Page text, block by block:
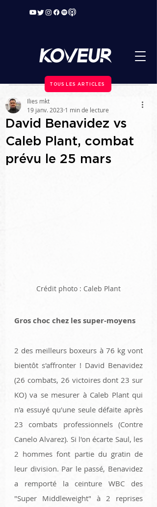
TOUS LES ARTICLES
David Benavidez vs
Caleb Plant, combat
prévu le 25 mars
Ilies mkt
19 janv. 2023 1 min de lecture
Crédit photo : Caleb Plant
Gros choc chez les super-moyens
2 des meilleurs boxeurs à 76 kg vont
bientôt s'affronter ! David Benavidez
(26 combats, 26 victoires dont 23 sur
KO) va se mesurer à Caleb Plant qui
n'a essuyé qu'une seule défaite après
23 combats professionnels (Contre
Canelo Alvarez). Si l'on écarte Saul, les
2 hommes font partie du gratin de
leur division. Par le passé, Benavidez
a remporté la ceinture WBC des
"Super Middleweight" à 2 reprises